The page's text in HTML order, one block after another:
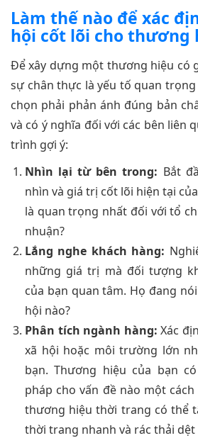
Làm thế nào để xác
hội cốt lõi cho thương
Để xây dựng một thương hiệu có
sự chân thực là yếu tố quan
chọn phải phản ánh đúng bản
và có ý nghĩa đối với các bên liên
trình gợi ý:
Nhìn lại từ bên trong: Bắt
nhìn và giá trị cốt lõi hiện tại
là quan trọng nhất đối với tổ
nhuận?
Lắng nghe khách hàng:
những giá trị mà đối tượng
của bạn quan tâm. Họ đang
hội nào?
Phân tích ngành hàng: Xác
xã hội hoặc môi trường lớn
bạn. Thương hiệu của bạn
pháp cho vấn đề nào một
thương hiệu thời trang có thể
thời trang nhanh và rác thải dệt